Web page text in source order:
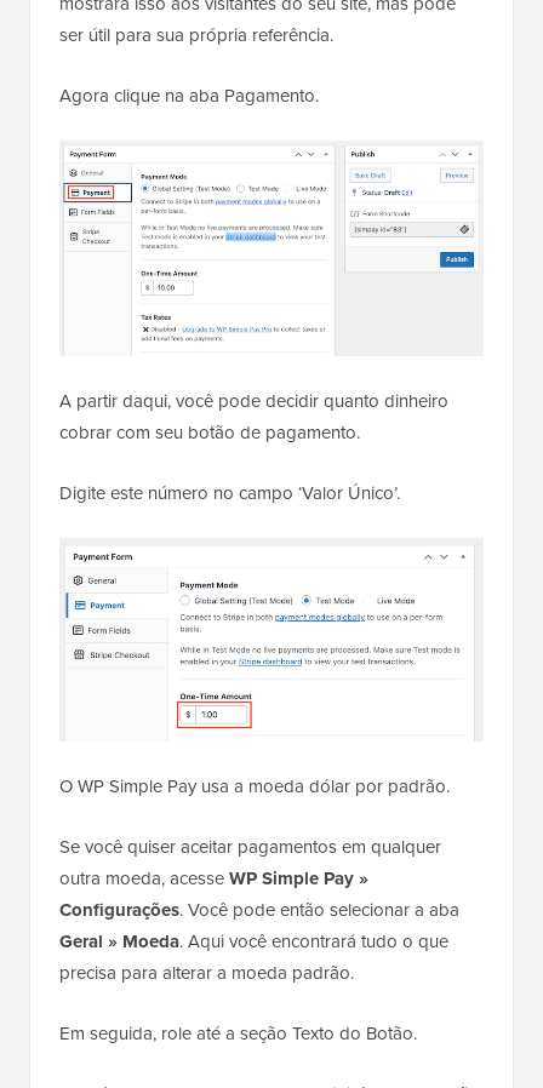
ser útil para sua própria referência.
Agora clique na aba Pagamento.
A partir daqui, você pode decidir quanto dinheiro
cobrar com seu botão de pagamento.
Digite este número no campo ‘Valor Único’.
O WP Simple Pay usa a moeda dólar por padrão.
Se você quiser aceitar pagamentos em qualquer
outra moeda, acesseWP Simple Pay »
Configurações. Você pode então selecionar a aba
Geral » Moeda. Aqui você encontrará tudo o que
precisa para alterar a moeda padrão.
Em seguida, role até a seção Texto do Botão.